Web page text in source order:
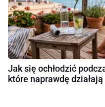
Jak się ochłodzić
które naprawdę działają